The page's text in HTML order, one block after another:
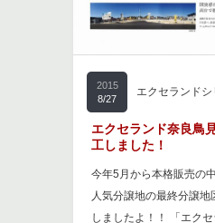
2015
8/27
エクセランドシ
エクセランド奈良鳥
工しました！
今年5月から本格販売の
人気分譲地の最終分譲
しましたよ！！ 「エク